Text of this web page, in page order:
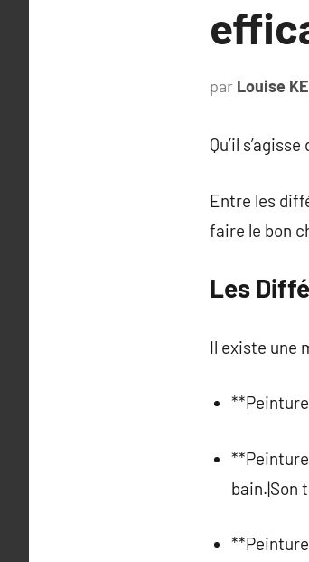
par Louise
Qu’il
Entre les
faire le bon
Les
Il existe une
bain.|Son